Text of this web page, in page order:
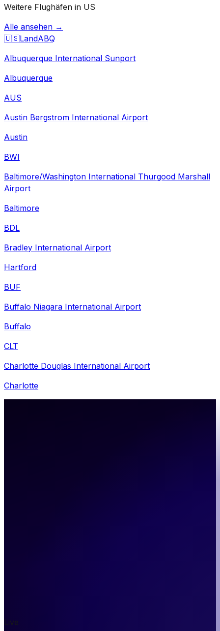
Weitere Flughäfen in US
Alle ansehen →
🇺🇸LandABQ
Albuquerque International Sunport
Albuquerque
AUS
Austin Bergstrom International Airport
Austin
BWI
Baltimore/Washington International Thurgood Marshall
Airport
Baltimore
BDL
Bradley International Airport
Hartford
BUF
Buffalo Niagara International Airport
Buffalo
CLT
Charlotte Douglas International Airport
Charlotte
Live